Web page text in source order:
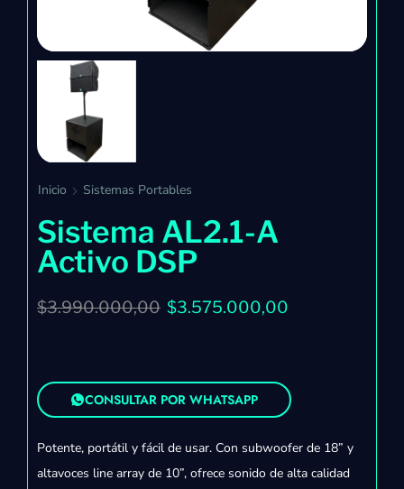
Inicio Sistemas Portables
Sistema AL2.1-A
Activo DSP
$3.990.000,00 $3.575.000,00
CONSULTAR POR WHATSAPP
Potente, portátil y fácil de usar. Con subwoofer de 18” y
altavoces line array de 10”, ofrece sonido de alta calidad